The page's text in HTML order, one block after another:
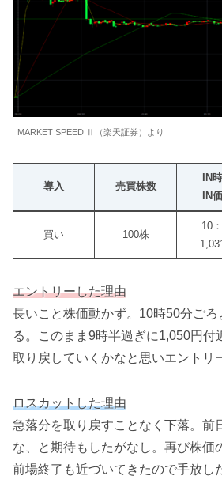
MARKET SPEED Ⅱ（楽天証券）より
導入 売買株数
IN
IN
買い 100株
10
エントリーした理由
長いこと株価動かず。10時50分ご
る。このまま9時半過ぎに1,050円付
取り戻していくかなと思いエントリ
ロスカットした理由
急落分を取り戻すことなく下落。前
な、と期待もしたがなし。再び株価
前場終了も近づいてきたので手放し